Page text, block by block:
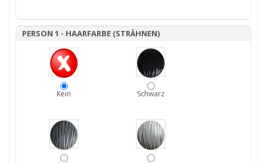
PERSON 1 - HAARFARBE (STRÄHNEN)
Kein Schwarz